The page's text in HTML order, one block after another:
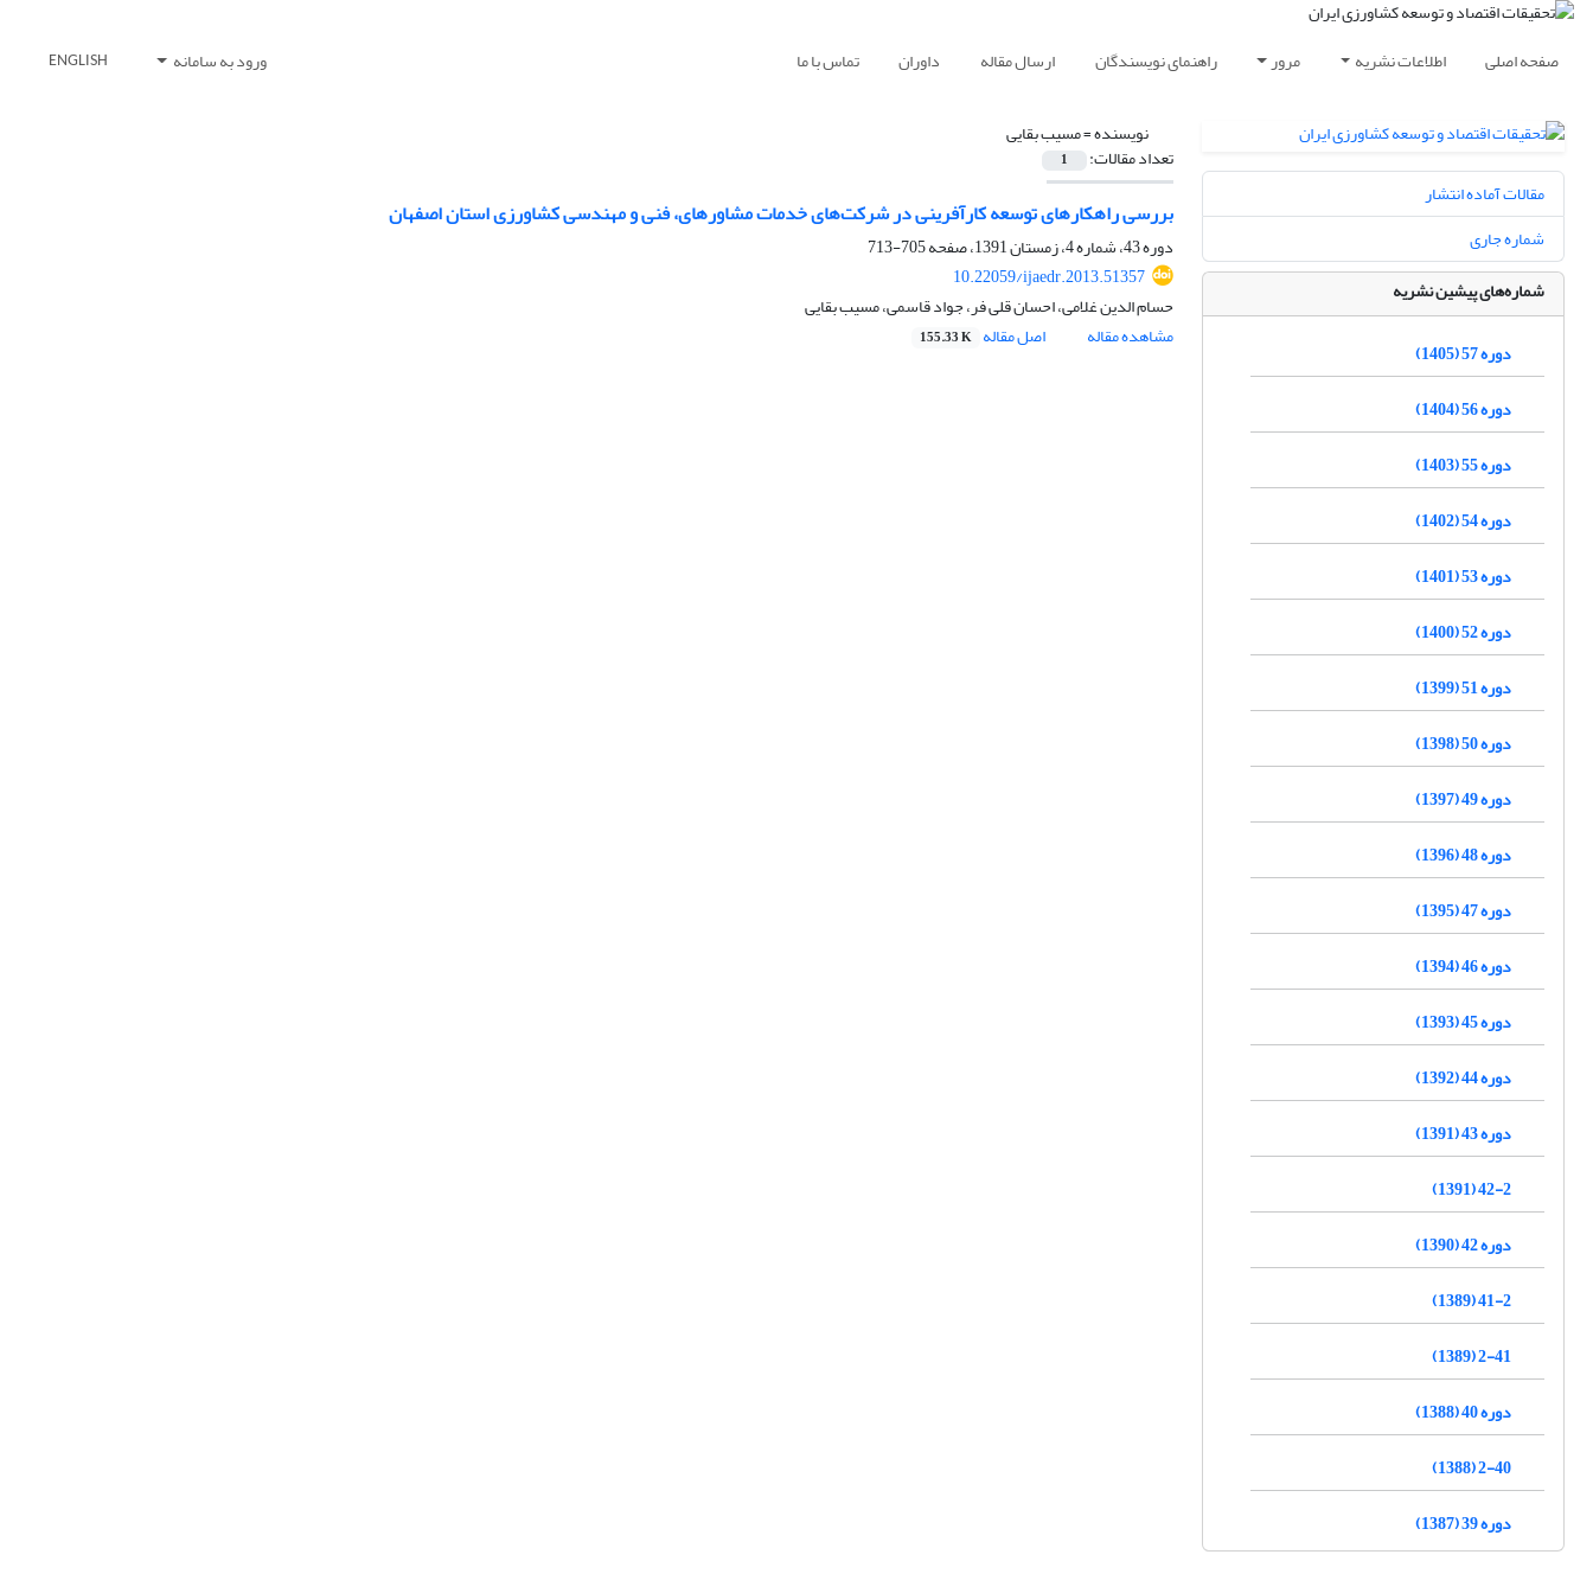
صفحه اصلی اطلاعات نشریه مرور راهنمای نویسندگان ارسال مقاله داوران تماس با ما ورود به سامانه ENGLISH
نویسنده =مسیب بقایی
تعداد مقالات: 1
بررسی راهکارهای توسعه کارآفرینی در شرکت‌های خدمات مشاوره‏ای، فنی و مهندسی کشاورزی استان اصفهان
دوره 43، شماره 4، زمستان 1391، صفحه
705-713
10.22059/ijaedr.2013.51357
حسام الدین غلامی، احسان قلی فر، جواد قاسمی، مسیب بقایی
مشاهده مقاله
اصل مقاله 155.33 K
مقالات آماده انتشار
شماره جاری
شماره‌های پیشین نشریه
دوره 57 (1405)
دوره 56 (1404)
دوره 55 (1403)
دوره 54 (1402)
دوره 53 (1401)
دوره 52 (1400)
دوره 51 (1399)
دوره 50 (1398)
دوره 49 (1397)
دوره 48 (1396)
دوره 47 (1395)
دوره 46 (1394)
دوره 45 (1393)
دوره 44 (1392)
دوره 43 (1391)
42-2 (1391)
دوره 42 (1390)
41-2 (1389)
2-41 (1389)
دوره 40 (1388)
2-40 (1388)
دوره 39 (1387)